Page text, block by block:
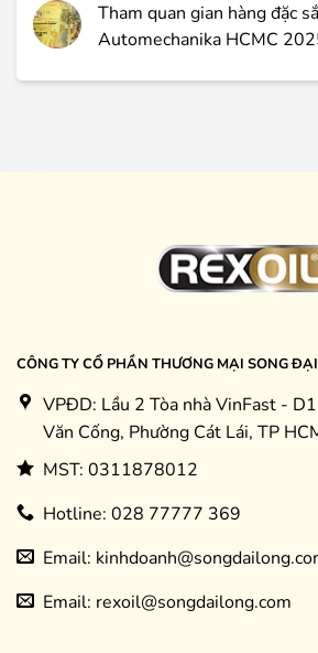
Tham quan gian hàng đặc
Automechanika HCMC
CÔNG TY CỔ PHẦN THƯƠNG MẠI SONG
VPĐD: Lầu 2 Tòa nhà VinFast -
Văn Cống, Phường Cát Lái, TP
MST: 0311878012
Hotline: 028 77777 369
Email:
Email: rexoil@songdailong.com